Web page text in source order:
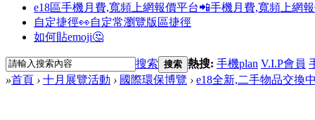
e18區手機月費,寬頻上網報價平台📲手機月費,寬頻上網
自定捷徑👀自定常瀏覽版區捷徑
如何貼emoji🤔
搜索 搜索 熱搜: 手機plan V.I.P會員
»首頁 › 十月展覽活動 › 國際環保博覽 › e18全新,二手物品交換